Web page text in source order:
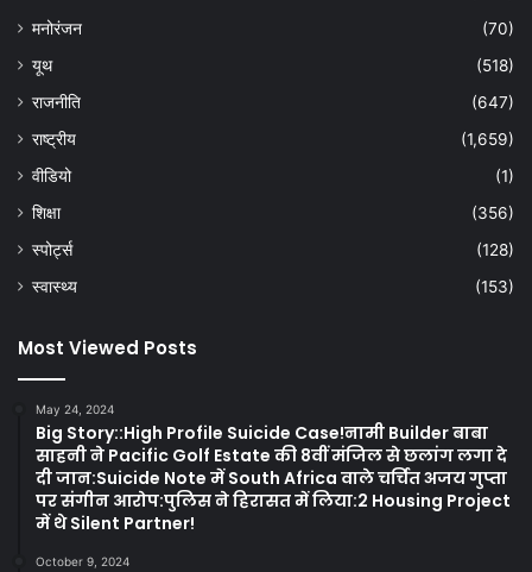
मनोरंजन
(70)
यूथ
(518)
राजनीति
(647)
राष्ट्रीय
(1,659)
वीडियो
(1)
शिक्षा
(356)
स्पोर्ट्स
(128)
स्वास्थ्य
(153)
Most Viewed Posts
May 24, 2024
Big Story::High Profile Suicide Case!नामी Builder बाबा
साहनी ने Pacific Golf Estate की 8वीं मंजिल से छलांग लगा दे
दी जान:Suicide Note में South Africa वाले चर्चित अजय गुप्ता
पर संगीन आरोप:पुलिस ने हिरासत में लिया:2 Housing Project
में थे Silent Partner!
October 9, 2024